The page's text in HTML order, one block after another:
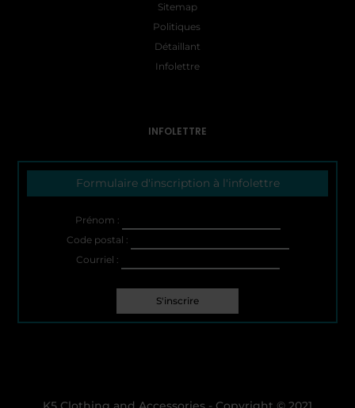
Sitemap
Politiques
Détaillant
Infolettre
INFOLETTRE
Formulaire d'inscription à l'infolettre
Prénom :
Code postal :
Courriel :